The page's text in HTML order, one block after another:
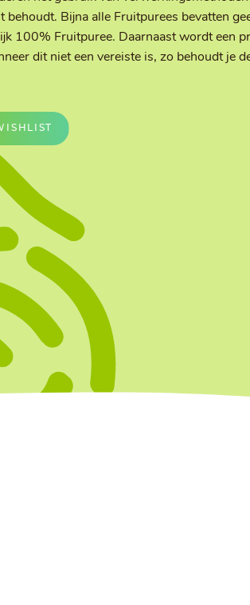
Te vullen
Transfersheets
behoudt. Bijna alle Fruitpurees bevatten
100% Fruitpuree. Daarnaast wordt een
dit niet een vereiste is, zo behoudt je